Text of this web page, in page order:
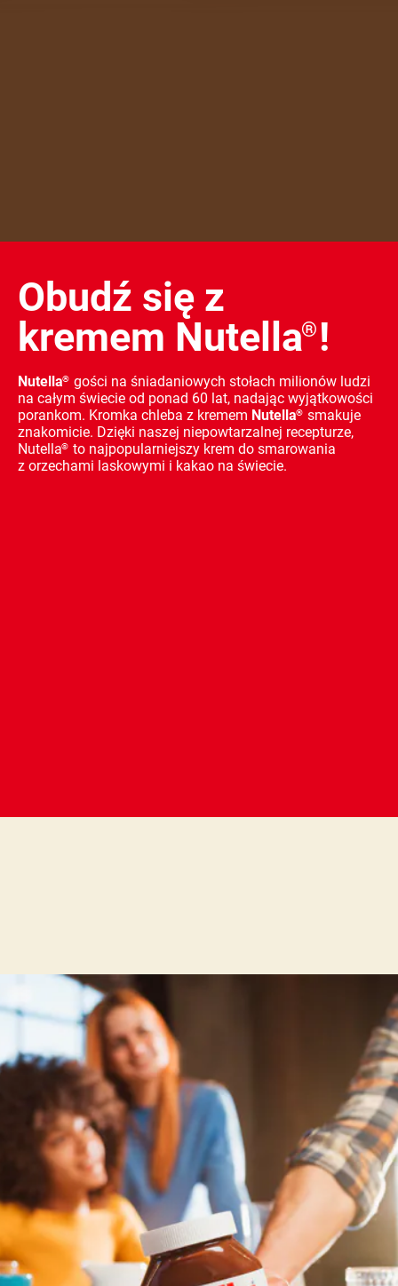
Obudź się z
kremem Nutella®!
Nutella® gości na śniadaniowych stołach milionów ludzi
na całym świecie od ponad 60 lat, nadając wyjątkowości
porankom. Kromka chleba z kremem Nutella® smakuje
znakomicie. Dzięki naszej niepowtarzalnej recepturze,
Nutella® to najpopularniejszy krem do smarowania
z orzechami laskowymi i kakao na świecie.